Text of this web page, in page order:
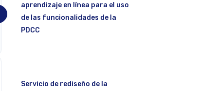
aprendizaje en línea para el uso
de las funcionalidades de la
PDCC
Servicio de rediseño de la